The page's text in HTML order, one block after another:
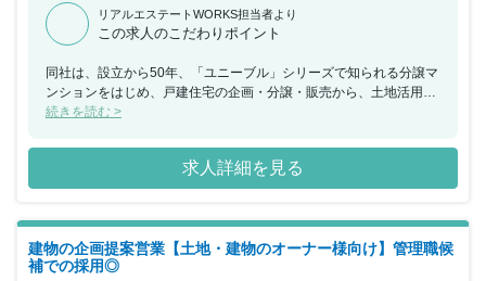
リアルエステートWORKS担当者より
この求人のこだわりポイント
同社は、設立から50年、「ユニーブル」シリーズで知られる分譲マ
ンションをはじめ、戸建住宅の企画・分譲・販売から、土地活用、
住宅・ビル・店舗等の設計・施工・リフォーム、管理まで、住空間
ォーム担当、設計担当、インテリアコーディネーター、アフターメ
ンテナンス担当など、それぞれが分業して業務を行っており、15名
の人員で構成しています。現在、建築受注専属の営業担当がいない
建築受注の体制も確立していける人材を求めています。
続きを読む >
求人詳細を見る
建物の企画提案営業【土地・建物のオーナー様向け】管理職候
補での採用◎